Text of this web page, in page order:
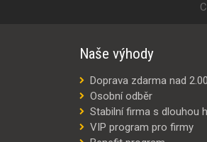
Naše výhody
Doprava zdarma nad
Osobní odběr
Stabilní firma s dlouhou
VIP program pro firmy